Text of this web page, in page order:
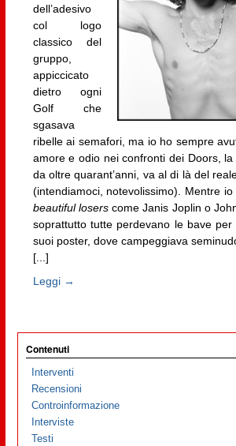
dell’adesivo
col logo
classico del
gruppo,
appiccicato
dietro ogni
Golf che
sgasava
ribelle ai semafori, ma io ho sempre
amore e odio nei confronti dei Doors, la
da oltre quarant’anni, va al di là del
(intendiamoci, notevolissimo). Mentre
beautiful loserscome Janis Joplin o
soprattutto tutte perdevano le bave
suoi poster, dove campeggiava
[...]
Leggi →
Contenuti
Interventi
Recensioni
Controinformazione
Interviste
Testi